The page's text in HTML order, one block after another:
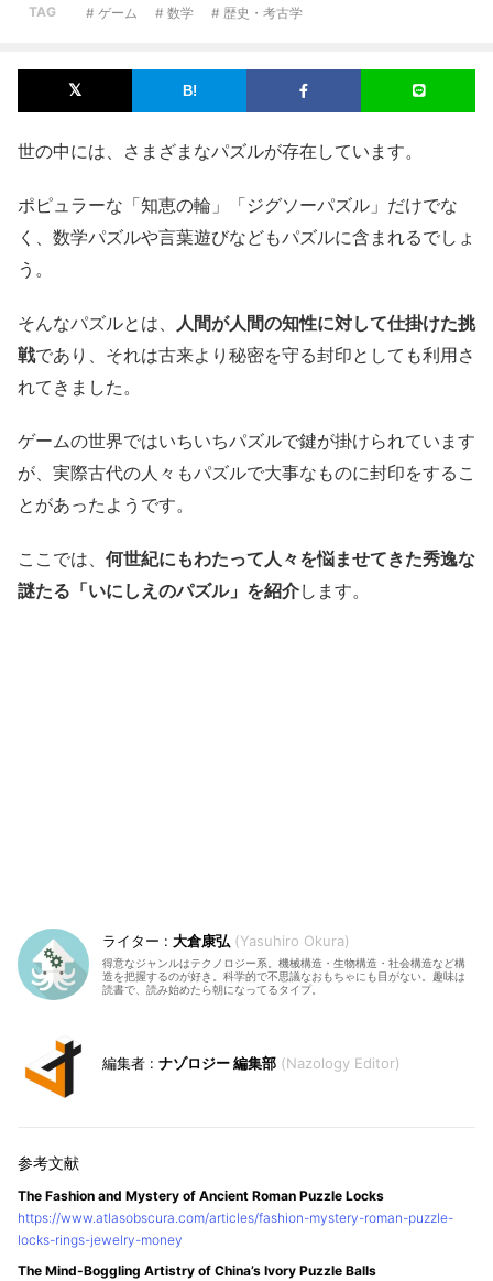
TAG # ゲーム # 数学 # 歴史・考古学
世の中には、さまざまなパズルが存在しています。
ポピュラーな「知恵の輪」「ジグソーパズル」だけでな
く、数学パズルや言葉遊びなどもパズルに含まれるでしょ
う。
そんなパズルとは、
人間が人間の知性に対して仕掛けた挑
戦であり、それは古来より秘密を守る封印としても利用さ
れてきました。
ゲームの世界ではいちいちパズルで鍵が掛けられています
が、実際古代の人々もパズルで大事なものに封印をするこ
とがあったようです。
ここでは、 何世紀にもわたって人々を悩ませてきた秀逸な
謎たる「いにしえのパズル」を紹介します。
大倉康弘 Yasuhiro Okura
得意なジャンルはテクノロジー系。機械構造・生物構造・社会構造など構
造を把握するのが好き。科学的で不思議なおもちゃにも目がない。趣味は
読書で、読み始めたら朝になってるタイプ。
ナゾロジー 編集部 Nazology Editor
The Fashion and Mystery of Ancient Roman Puzzle Locks
https://www.atlasobscura.com/articles/fashion-mystery-roman-puzzle-
locks-rings-jewelry-money
The Mind-Boggling Artistry of China’s Ivory Puzzle Balls